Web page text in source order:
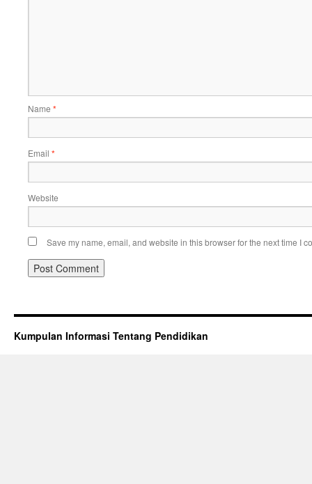
Name *
Email *
Website
Save my name, email, and website in this browser for the next time I
Kumpulan Informasi Tentang Pendidikan